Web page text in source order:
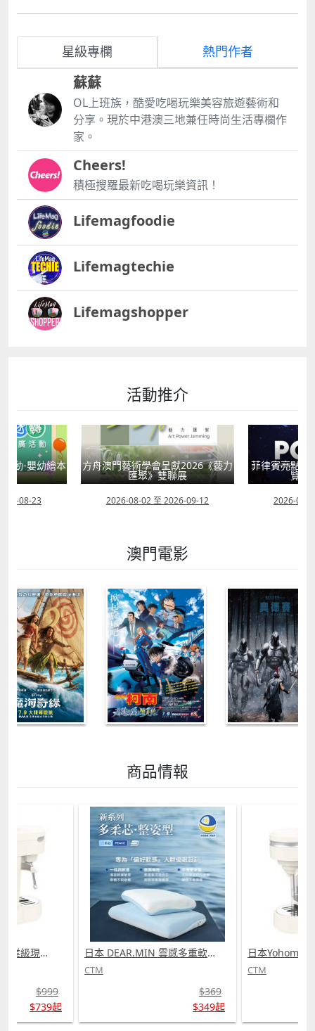
星級專欄 熱門作者
蘇蘇
OL上班族，酷愛吃喝玩樂美容旅遊藝術和
分享。現於中港澳三地兼任時尚生活專欄作
家。
Cheers!
積極搜羅最新吃喝玩樂資訊！
Lifemagfoodie
Lifemagtechie
Lifemagshopper
活動推介
動-嬰幼繪本
08-23
方舟澳門藝術學會呈獻2026《藝力
匯聚》雙聯展
2026-08-02 至 2026-09-12
菲律賓亮點文
覽會
2026-07-
澳門電影
商品情報
$349起
$739起